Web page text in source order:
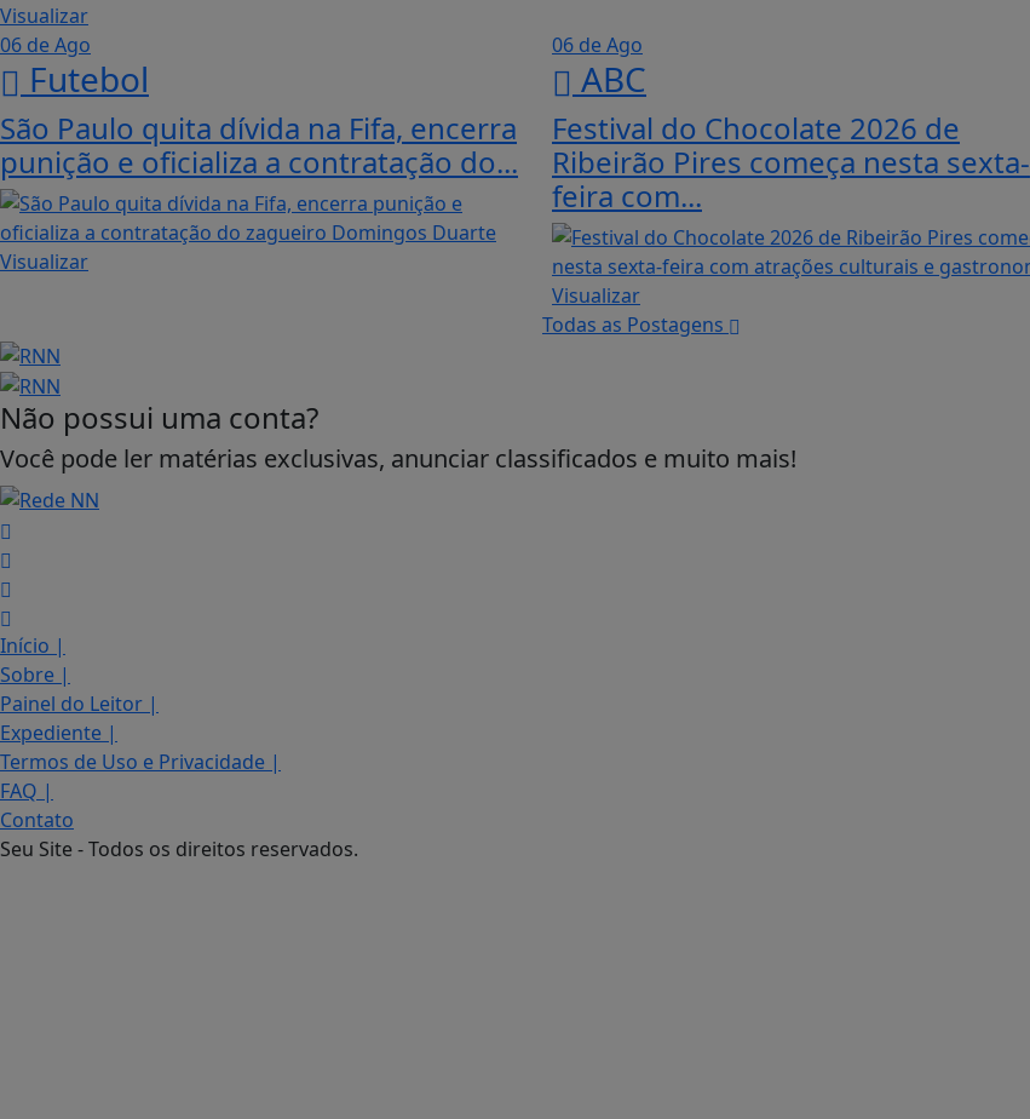
Visualizar
06 de Ago
Futebol
São Paulo quita dívida na Fifa, encerra
punição e oficializa a contratação do...
Visualizar
06 de Ago
ABC
Festival do Chocolate 2026 de
Ribeirão Pires começa nesta sexta-
feira com...
Visualizar
Todas as Postagens
Não possui uma conta?
Você pode ler matérias exclusivas, anunciar classificados e muito mais!
Início |
Sobre |
Painel do Leitor |
Expediente |
Termos de Uso e Privacidade |
FAQ |
Contato
Seu Site - Todos os direitos reservados.